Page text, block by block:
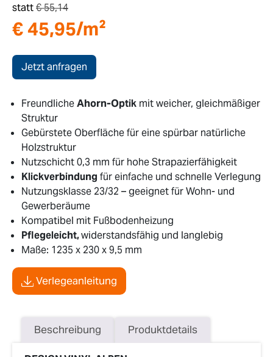
statt€55,14
€45,95/m²
Jetzt anfragen
FreundlicheAhorn-Optik mit weicher, gleichmäßiger
Struktur
Gebürstete Oberfläche für eine spürbar natürliche
Holzstruktur
Nutzschicht 0,3 mm für hohe Strapazierfähigkeit
Klickverbindung für einfache und schnelle Verlegung
Nutzungsklasse 23/32 – geeignet für Wohn- und
Gewerberäume
Kompatibel mit Fußbodenheizung
Pflegeleicht,widerstandsfähig und langlebig
Maße: 1235 x 230 x 9,5 mm
Verlegeanleitung
Beschreibung Produktdetails